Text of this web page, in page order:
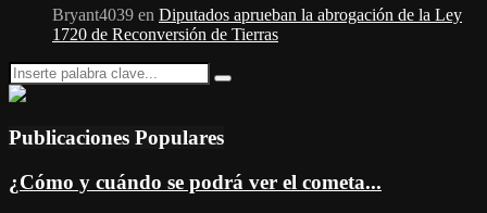
Bryant4039 en Diputados aprueban la abrogación de la Ley
1720 de Reconversión de Tierras
Search
for:
Search
Publicaciones Populares
¿Cómo y cuándo se podrá ver el cometa...